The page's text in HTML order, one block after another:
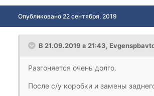
Опубликовано 22 сентября, 2019
В 21.09.2019 в 21:43,
Разгоняется очень долго.
После с/у коробки и замены